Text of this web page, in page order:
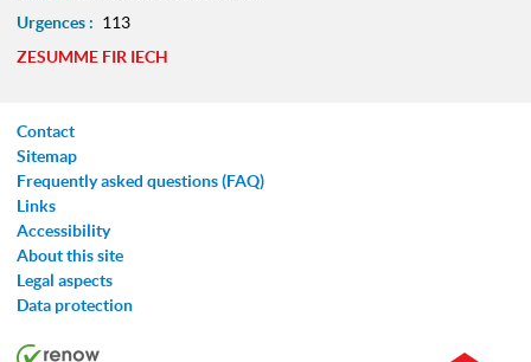
Urgences : 113
ZESUMME FIR IECH
Contact
Sitemap
Frequently asked questions (FAQ)
Links
Accessibility
About this site
Legal aspects
Data protection